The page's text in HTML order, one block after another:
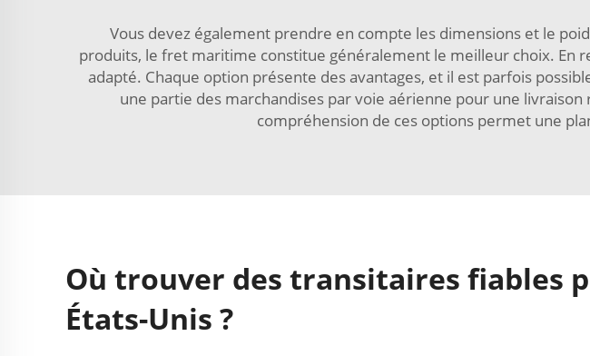
Vous devez également prendre en compte les dimensions et le
produits, le fret maritime constitue généralement le meilleur choix. En
adapté. Chaque option présente des avantages, et il est parfois
une partie des marchandises par voie aérienne pour une
compréhension de ces options permet une
Où trouver des transitaires fiables
États-Unis ?